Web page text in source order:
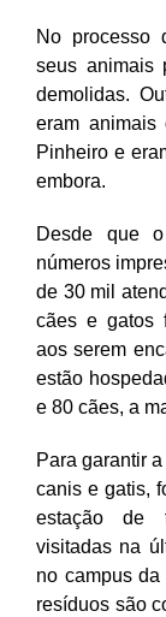
No processo
seus animais
demolidas.
eram animais
Pinheiro e
embora.
Desde que
números
de 30 mil
cães e gatos
aos serem
estão
e 80 cães, a
Para garantir
canis e gatis,
estação de
visitadas na
no campus
resíduos são